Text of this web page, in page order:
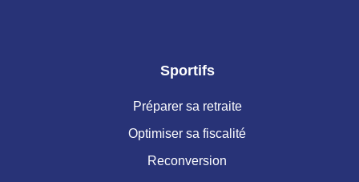
Sportifs
Préparer sa retraite
Optimiser sa fiscalité
Reconversion